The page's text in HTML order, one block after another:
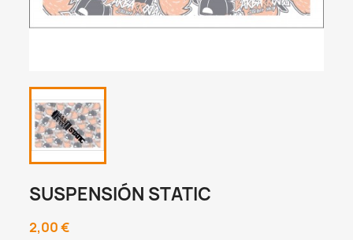
SUSPENSIÓN STATIC
2,00 €